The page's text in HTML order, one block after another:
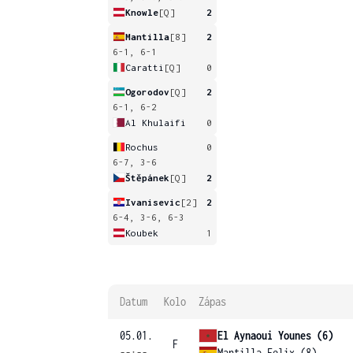
Knowle[Q] 2
Mantilla[8]
2
6-1, 6-1
Caratti [Q] 0
Ogorodov [Q]
2
6-1, 6-2
Al Khulaifi
0
Rochus
0
6-7, 3-6
Štěpánek [Q] 2
Ivanisevic [2]
2
6-4, 3-6, 6-3
Koubek
1
Datum Kolo Zápas
05.01.
F
El Aynaoui Younes (6)